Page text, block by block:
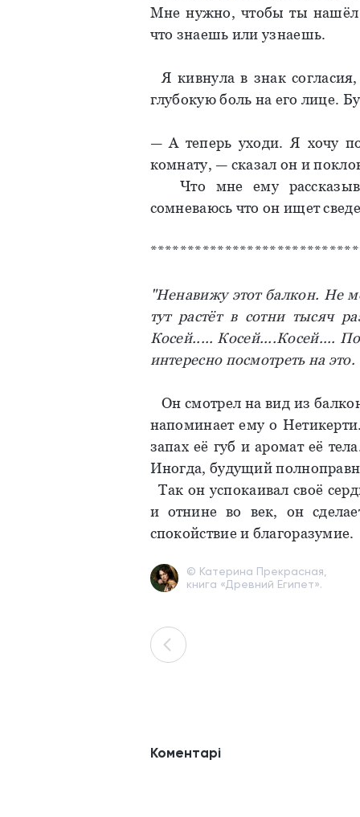
Мне нужно, чтобы ты нашёл
что знаешь или узнаешь.
Я кивнула в знак
глубокую боль на его лице.
— А теперь уходи. Я хочу
комнату, — сказал он и
Что мне ему
сомневаюсь что он ищет
"Ненавижу этот балкон. Не
тут растёт в сотни тысяч
Косей..... Косей....Косей....
интересно посмотреть на
Он смотрел на вид из
напоминает ему о
запах её губ и аромат её
Иногда, будущий
Так он успокаивал своё
и отнине во век, он
спокойствие и благоразумие.
© Катерина Прекрасная,
книга «Древний Египет».
Коментарі